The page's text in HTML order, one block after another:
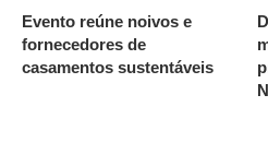
Evento reúne noivos e
fornecedores de
casamentos sustentáveis